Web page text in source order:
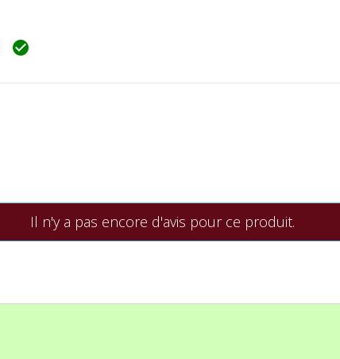

Il n'y a pas encore d'avis pour ce produit.